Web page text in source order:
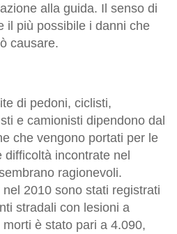
alla guida. Il senso di
il più possibile i danni che
causare.
di pedoni, ciclisti,
e camionisti dipendono dal
che vengono portati per le
difficoltà incontrate nel
ragionevoli.
2010 sono stati registrati
stradali con lesioni a
è stato pari a 4.090,